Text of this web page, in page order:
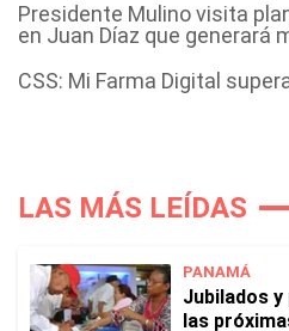
Presidente Mulino visita
en Juan Díaz que generará
CSS: Mi Farma Digital
LAS MÁS LEÍDAS
PANAMÁ
Jubilados
las